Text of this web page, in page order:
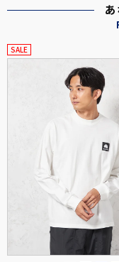
SALE